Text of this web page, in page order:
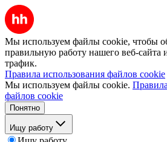
Мы используем файлы cookie, чтобы
правильную работу нашего веб-сайта
трафик.
Правила использования файлов cookie
Мы используем файлы cookie.
файлов cookie
Понятно
Ищу работу